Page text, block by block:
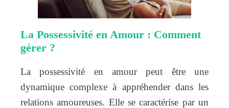
La Possessivité en Amour : Comment
gérer ?
La possessivité en amour peut être une
dynamique complexe à appréhender dans les
relations amoureuses. Elle se caractérise par un